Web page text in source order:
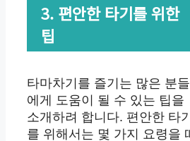
3. 편안한 타기를 위한
팁
타마차기를 즐기는 많은 분들
에게 도움이 될 수 있는 팁을
소개하려 합니다. 편안한 타기
를 위해서는 몇 가지 요령을